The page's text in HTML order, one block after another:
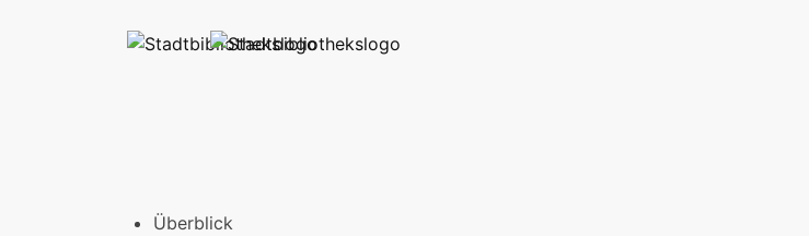
Überblick